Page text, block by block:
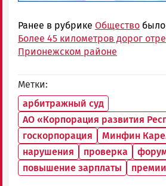
Ранее в рубрике Общество
Более 45 километров дорог
Прионежском районе
Метки
арбитражный суд
госкорпорация
Минфин
нарушения
проверка
повышение зарплаты
премии